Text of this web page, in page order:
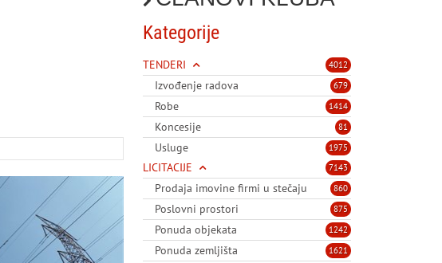
Kategorije
4012
TENDERI
679
Izvođenje radova
1414
Robe
81
Koncesije
1975
Usluge
7143
LICITACIJE
860
Prodaja imovine firmi u stečaju
875
Poslovni prostori
1242
Ponuda objekata
1621
Ponuda zemljišta